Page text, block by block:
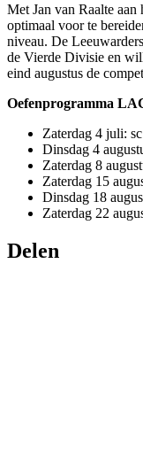
Met Jan van Raalte
optimaal voor te
niveau. De
de Vierde Divisie en
eind augustus de
Oefenprogramma
Zaterdag 4 juli:
Dinsdag 4
Zaterdag 8
Zaterdag 15
Dinsdag 18
Zaterdag 22
Delen